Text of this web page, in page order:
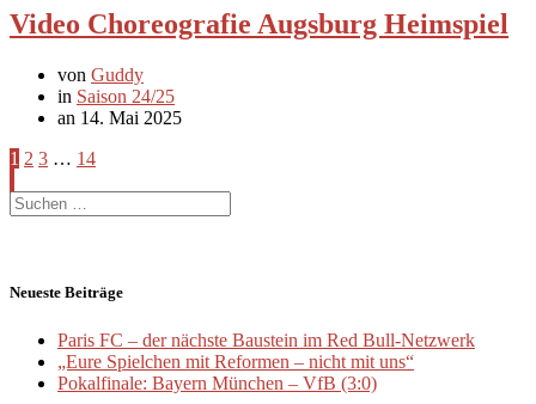
Video Choreografie Augsburg Heimspiel
von Guddy
in Saison 24/25
an 14. Mai 2025
Beitragsnavigation
Seite
1 Seite
2 Seite
3 … Seite
14
Suche
nach:
Neueste Beiträge
Paris FC – der nächste Baustein im Red Bull-Netzwerk
„Eure Spielchen mit Reformen – nicht mit uns“
Pokalfinale: Bayern München – VfB (3:0)